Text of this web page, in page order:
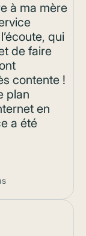
à ma mère
qui
de faire
contente !
plan
en
a été